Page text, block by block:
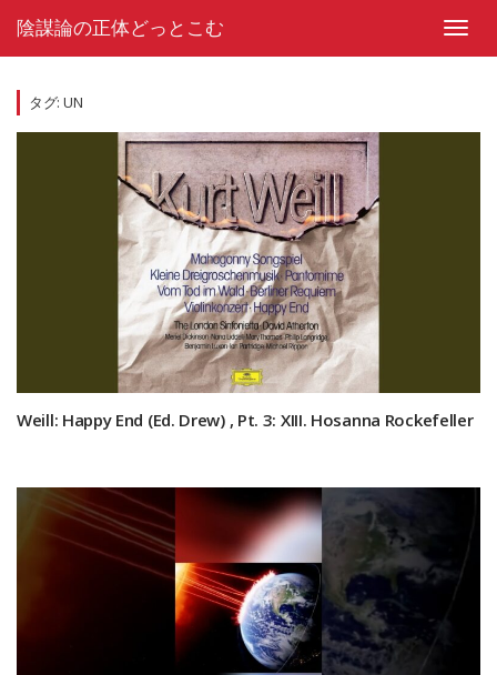
陰謀論の正体どっとこむ
タグ: UN
Weill: Happy End (Ed. Drew) , Pt. 3: XIII. Hosanna Rockefeller